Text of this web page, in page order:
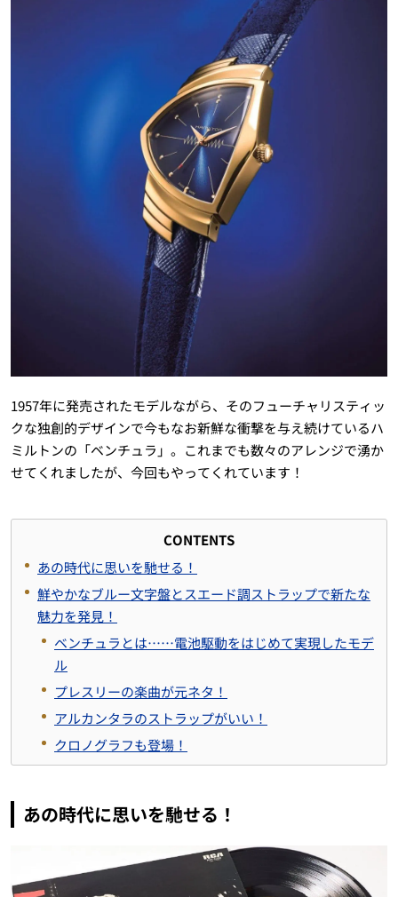
1957年に発売されたモデルながら、そのフューチャリスティッ
クな独創的デザインで今もなお新鮮な衝撃を与え続けているハ
ミルトンの「ベンチュラ」。これまでも数々のアレンジで湧か
せてくれましたが、今回もやってくれています！
CONTENTS
あの時代に思いを馳せる！
鮮やかなブルー文字盤とスエード調ストラップで新たな
魅力を発見！
ベンチュラとは……電池駆動をはじめて実現したモデ
ル
プレスリーの楽曲が元ネタ！
アルカンタラのストラップがいい！
クロノグラフも登場！
あの時代に思いを馳せる！